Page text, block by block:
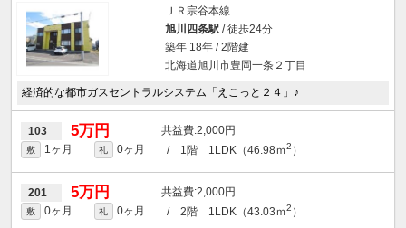
ＪＲ宗谷本線
旭川四条駅/ 徒歩24分
築年 18年 / 2階建
北海道旭川市豊岡一条２丁目
経済的な都市ガスセントラルシステム「えこっと２４」♪
103 5万円 2,000円
敷 1ヶ月 礼 0ヶ月 / 1階 1LDK（46.98ｍ2 ）
201 5万円 2,000円
敷 0ヶ月 礼 0ヶ月 / 2階 1LDK（43.03ｍ2 ）